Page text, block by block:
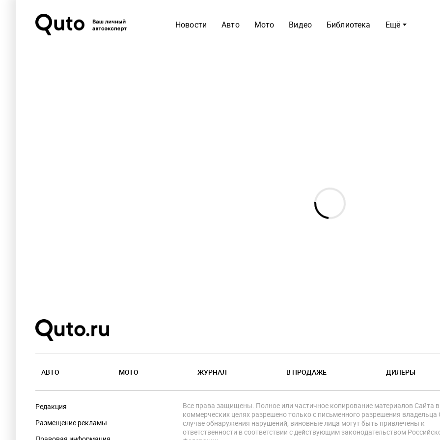
Ещё
Новости Авто Мото Видео Библиотека
АВТО МОТО ЖУРНАЛ В ПРОДАЖЕ ДИЛЕРЫ
Редакция
Размещение рекламы
Все права защищены. Полное или частичное копирование материалов Сайта в
коммерческих целях разрешено только с письменного разрешения владельца
случае обнаружения нарушений, виновные лица могут быть привлечены к
ответственности в соответствии с действующим законодательством